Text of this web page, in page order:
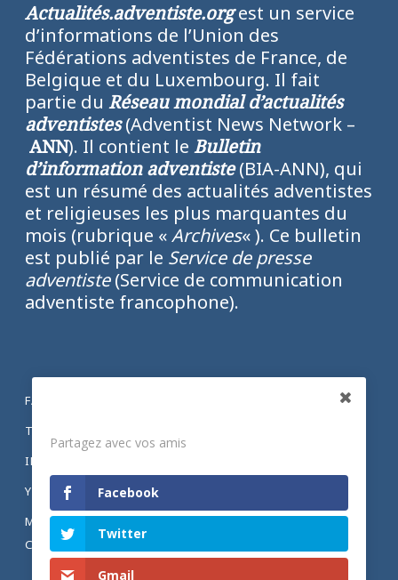
Actualités.adventiste.orgest un service
d’informations de l’Union des
Fédérations adventistes de France, de
Belgique et du Luxembourg. Il fait
partie du Réseau mondial d’actualités
adventistes(Adventist News Network –
ANN). Il contient le Bulletin
d’information adventiste(BIA-ANN), qui
est un résumé des actualités adventistes
et religieuses les plus marquantes du
mois (rubrique «Archives« ). Ce bulletin
est publié par le Service de presse
adventiste(Service de communication
adventiste francophone).
FACEBOOK
TWITTER
INSTAGRAM
YOUTUBE
MENTIONS LÉGALES ET POLITIQUE DE
CONFIDENTIALITÉ
Partagez avec vos amis
Facebook
Twitter
Gmail